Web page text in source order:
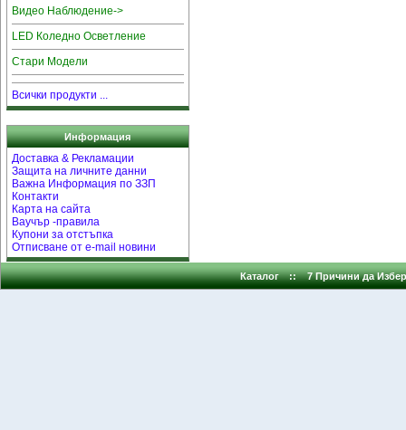
Видео Наблюдение->
LED Коледно Осветление
Стари Модели
Всички продукти ...
Информация
Доставка & Рекламации
Защита на личните данни
Важна Информация по ЗЗП
Контакти
Карта на сайта
Ваучър -правила
Купони за отстъпка
Отписване от e-mail новини
Каталог :: 7 Причини да